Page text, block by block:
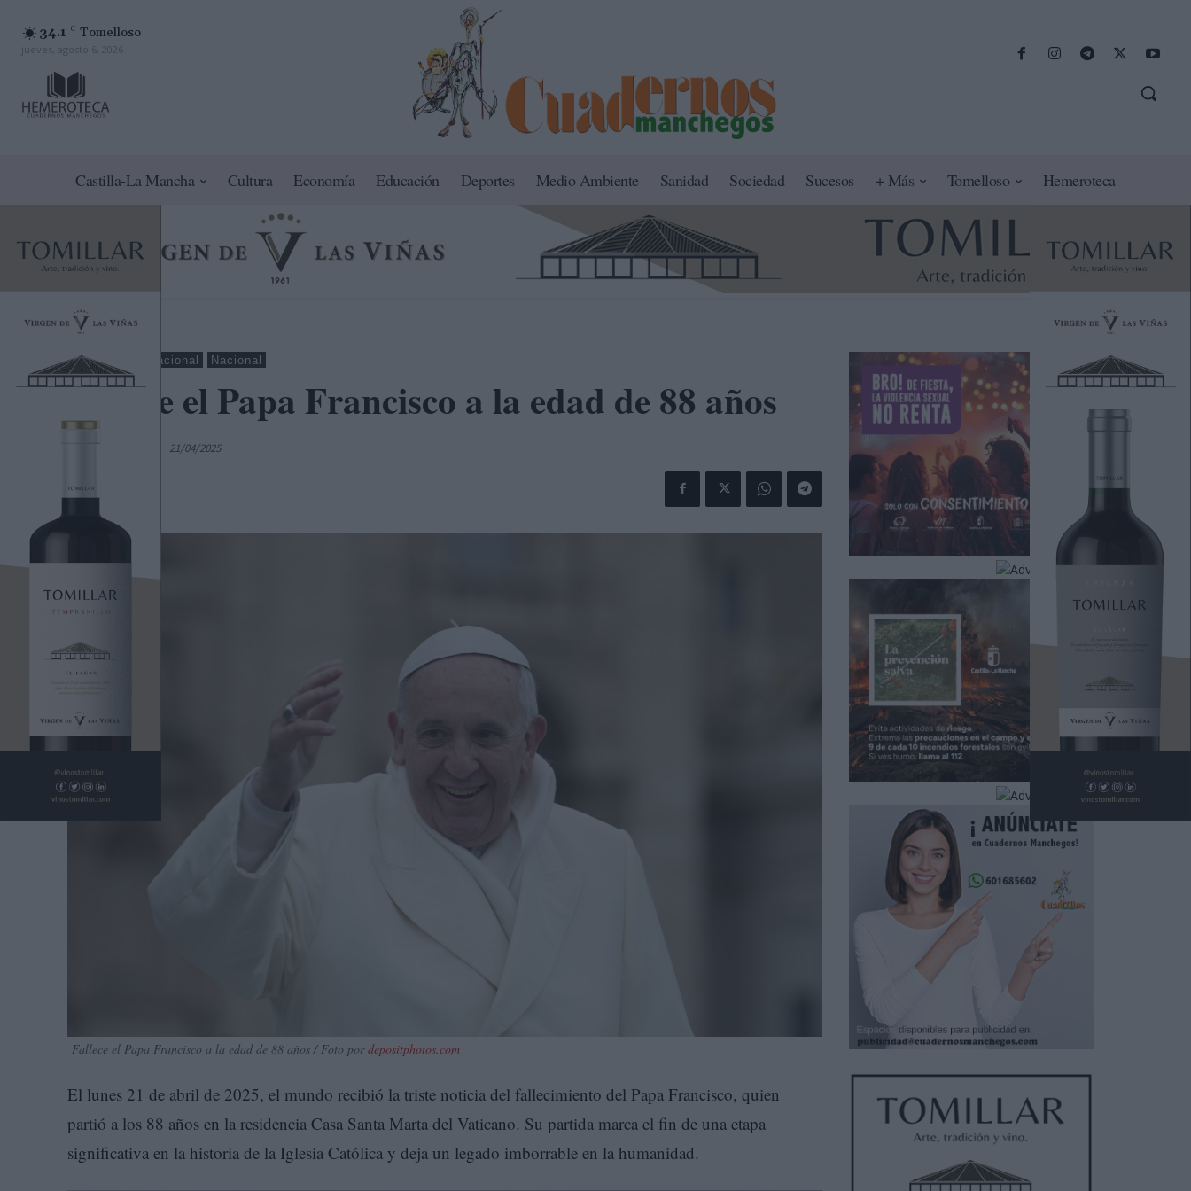
34.1 C Tomelloso
jueves, agosto 6, 2026
Castilla-La Mancha Cultura Economía Educación Deportes Medio Ambiente Sanidad Sociedad Sucesos + Más Tomelloso Hemeroteca
Madrid Internacional Nacional
Fallece el Papa Francisco a la edad de 88 años
21/04/2025
Fallece el Papa Francisco a la edad de 88 años / Foto pordepositphotos.com
El lunes 21 de abril de 2025, el mundo recibió la triste noticia del fallecimiento del Papa Francisco, quien
partió a los 88 años en la residencia Casa Santa Marta del Vaticano. Su partida marca el fin de una etapa
significativa en la historia de la Iglesia Católica y deja un legado imborrable en la humanidad.